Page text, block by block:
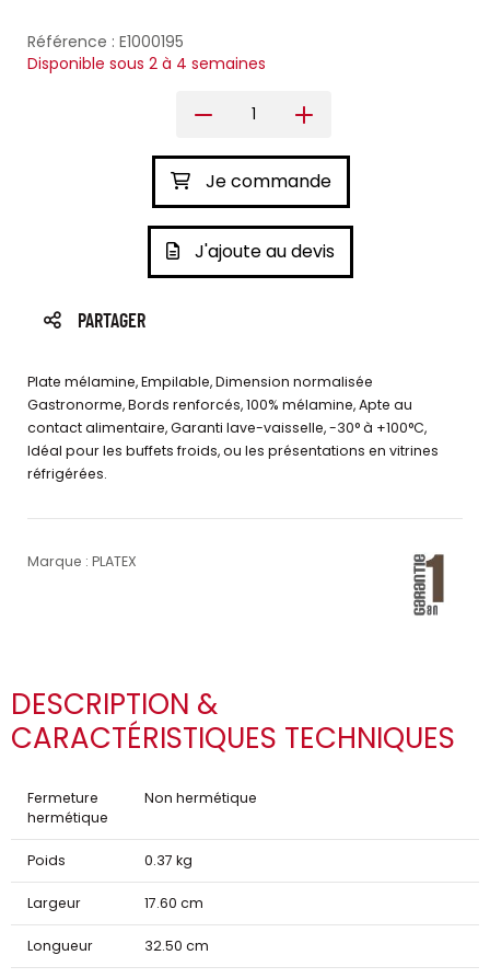
Référence : E1000195
Disponible sous 2 à 4 semaines
Je commande
J'ajoute au devis
PARTAGER
Plate mélamine, Empilable, Dimension normalisée
Gastronorme, Bords renforcés, 100% mélamine, Apte au
contact alimentaire, Garanti lave-vaisselle, -30° à +100°C,
Idéal pour les buffets froids, ou les présentations en vitrines
réfrigérées.
Marque : PLATEX
DESCRIPTION &
CARACTÉRISTIQUES TECHNIQUES
Fermeture
hermétique
Non hermétique
Poids 0.37 kg
Largeur 17.60 cm
Longueur 32.50 cm